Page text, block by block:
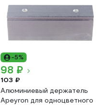
-5%
98 ₽
103 ₽
Алюминиевый держатель
Apeyron для одноцветного